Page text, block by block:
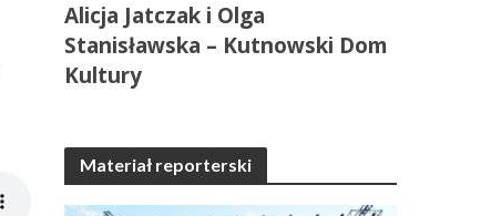
Alicja Jatczak i Olga
Stanisławska – Kutnowski Dom
Kultury
Materiał reporterski